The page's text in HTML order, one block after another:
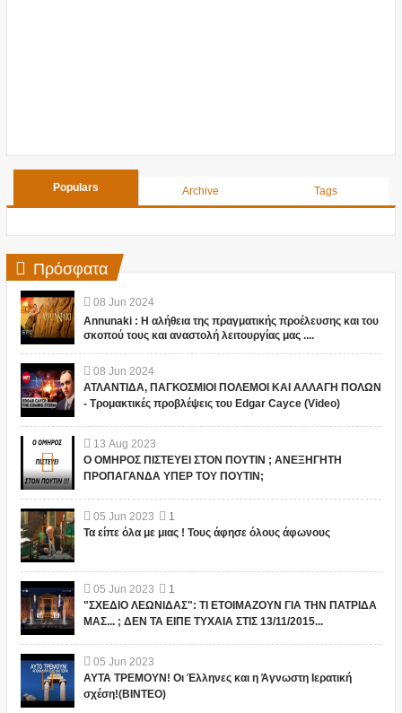
Populars Archive Tags
Πρόσφατα
08 Jun 2024
Annunaki : Η αλήθεια της πραγματικής προέλευσης και του
σκοπού τους και αναστολή λειτουργίας μας ....
08 Jun 2024
ΑΤΛΑΝΤΙΔΑ, ΠΑΓΚΟΣΜΙΟΙ ΠΟΛΕΜΟΙ ΚΑΙ ΑΛΛΑΓΗ ΠΟΛΩΝ
- Τρομακτικές προβλέψεις του Edgar Cayce (Video)
13 Aug 2023
Ο ΟΜΗΡΟΣ ΠΙΣΤΕΥΕΙ ΣΤΟΝ ΠΟΥΤΙΝ ; ΑΝΕΞΗΓΗΤΗ
ΠΡΟΠΑΓΑΝΔΑ ΥΠΕΡ ΤΟΥ ΠΟΥΤΙΝ;
05 Jun 2023
1
Τα είπε όλα με μιας ! Τους άφησε όλους άφωνους
05 Jun 2023
1
"ΣΧΕΔΙΟ ΛΕΩΝΙΔΑΣ": ΤΙ ΕΤΟΙΜΑΖΟΥΝ ΓΙΑ ΤΗΝ ΠΑΤΡΙΔΑ
ΜΑΣ... ; ΔΕΝ ΤΑ ΕΙΠΕ ΤΥΧΑΙΑ ΣΤΙΣ 13/11/2015...
05 Jun 2023
ΑΥΤΑ ΤΡΕΜΟΥΝ! Οι Έλληνες και η Άγνωστη Ιερατική
σχέση!(ΒΙΝΤΕΟ)